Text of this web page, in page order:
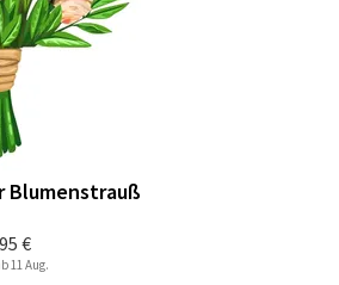
€
Blumenstrauß
11 Aug.